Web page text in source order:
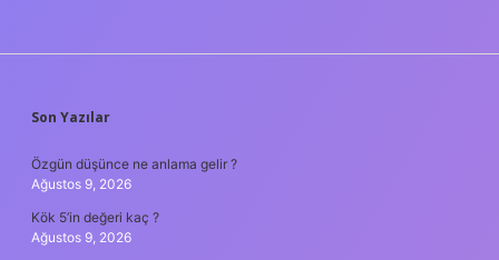
SIDEBAR
Son Yazılar
Özgün düşünce ne anlama gelir ?
Ağustos 9, 2026
Kök 5’in değeri kaç ?
Ağustos 9, 2026